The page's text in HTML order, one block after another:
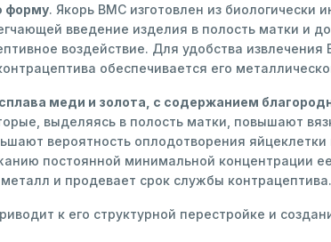
форму. Якорь ВМС изготовлен из биологически
введение изделия в полость матки и
воздействие. Для удобства
обеспечивается его
меди и золота, с содержанием
выделяясь в полость матки, повышают
вероятность оплодотворения
постоянной минимальной концентрации
и продевает срок службы контрацептива.
к его структурной перестройке и